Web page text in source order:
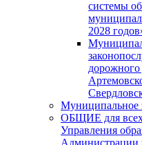
системы
2028
Муниципальное
ОБЩИЕ для всех
Управления